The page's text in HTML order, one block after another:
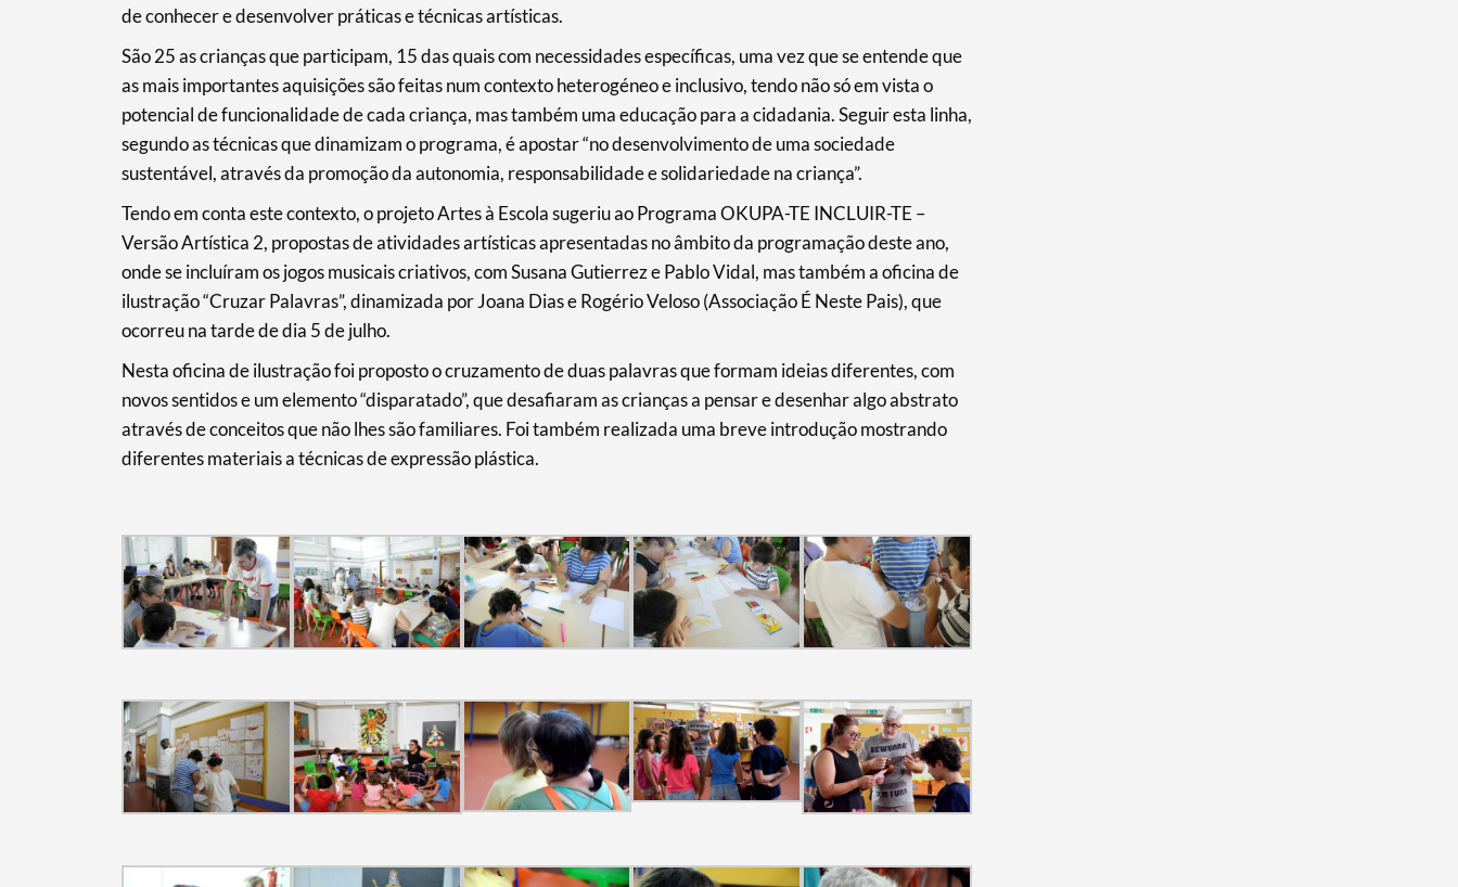
Search term
Filters
de conhecer e desenvolver práticas e técnicas artísticas.
São 25 as crianças que participam, 15 das quais com necessidades específicas, uma vez que se entende que
as mais importantes aquisições são feitas num contexto heterogéneo e inclusivo, tendo não só em vista o
potencial de funcionalidade de cada criança, mas também uma educação para a cidadania. Seguir esta linha,
segundo as técnicas que dinamizam o programa, é apostar “no desenvolvimento de uma sociedade
sustentável, através da promoção da autonomia, responsabilidade e solidariedade na criança”.
Tendo em conta este contexto, o projeto Artes à Escola sugeriu ao Programa OKUPA-TE INCLUIR-TE –
Versão Artística 2, propostas de atividades artísticas apresentadas no âmbito da programação deste ano,
onde se incluíram os jogos musicais criativos, com Susana Gutierrez e Pablo Vidal, mas também a oficina de
ilustração “Cruzar Palavras”, dinamizada por Joana Dias e Rogério Veloso (Associação É Neste Pais), que
ocorreu na tarde de dia 5 de julho.
Nesta oficina de ilustração foi proposto o cruzamento de duas palavras que formam ideias diferentes, com
novos sentidos e um elemento “disparatado”, que desafiaram as crianças a pensar e desenhar algo abstrato
através de conceitos que não lhes são familiares. Foi também realizada uma breve introdução mostrando
diferentes materiais a técnicas de expressão plástica.